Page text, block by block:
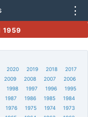
⋮
1959
2020 2019 2018
2017
2009 2008 2007
2006
1998 1997 1996
1995
1987 1986 1985
1984
1976 1975 1974
1973